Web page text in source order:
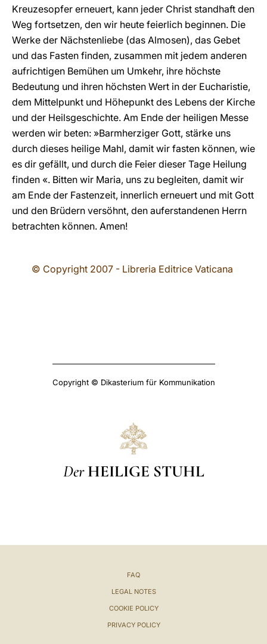
Kreuzesopfer erneuert, kann jeder Christ standhaft den
Weg fortsetzen, den wir heute feierlich beginnen. Die
Werke der Nächstenliebe (das Almosen), das Gebet
und das Fasten finden, zusammen mit jedem anderen
aufrichtigen Bemühen um Umkehr, ihre höchste
Bedeutung und ihren höchsten Wert in der Eucharistie,
dem Mittelpunkt und Höhepunkt des Lebens der Kirche
und der Heilsgeschichte. Am Ende der heiligen Messe
werden wir beten: »Barmherziger Gott, stärke uns
durch dieses heilige Mahl, damit wir fasten können, wie
es dir gefällt, und durch die Feier dieser Tage Heilung
finden «. Bitten wir Maria, uns zu begleiten, damit wir
am Ende der Fastenzeit, innerlich erneuert und mit Gott
und den Brüdern versöhnt, den auferstandenen Herrn
betrachten können. Amen!
© Copyright 2007 - Libreria Editrice Vaticana
Copyright © Dikasterium für Kommunikation
Der HEILIGE STUHL
FAQ
LEGAL NOTES
COOKIE POLICY
PRIVACY POLICY